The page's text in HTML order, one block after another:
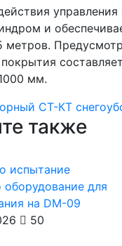
и
метров.
мм.
СТ-КТ
также
испытание
оборудование для
на DM-09
50